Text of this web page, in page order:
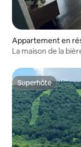
Appartement en
La maison de la
Superhôte
Superhôte